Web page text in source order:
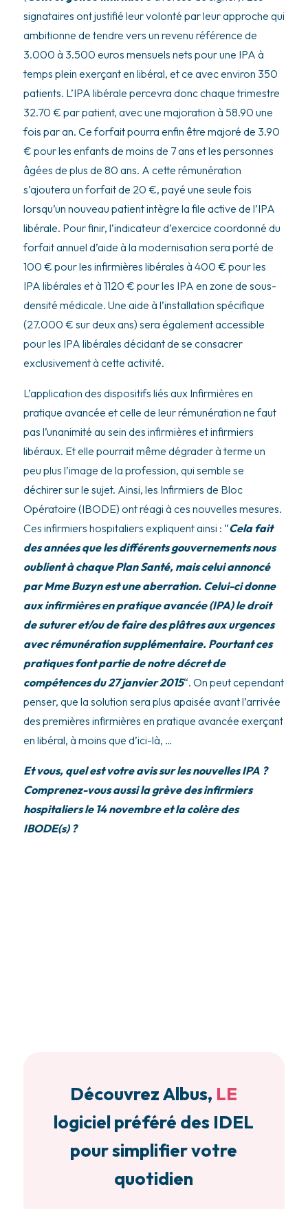
signataires ont justifié leur volonté par leur approche qui
ambitionne de tendre vers un revenu référence de
3.000 à 3.500 euros mensuels nets pour une IPA à
temps plein exerçant en libéral, et ce avec environ 350
patients. L’IPA libérale percevra donc chaque trimestre
32.70 € par patient, avec une majoration à 58.90 une
fois par an. Ce forfait pourra enfin être majoré de 3.90
€ pour les enfants de moins de 7 ans et les personnes
âgées de plus de 80 ans. A cette rémunération
s’ajoutera un forfait de 20 €, payé une seule fois
lorsqu’un nouveau patient intègre la file active de l’IPA
libérale. Pour finir, l’indicateur d’exercice coordonné du
forfait annuel d’aide à la modernisation sera porté de
100 € pour les infirmières libérales à 400 € pour les
IPA libérales et à 1120 € pour les IPA en zone de sous-
densité médicale. Une aide à l’installation spécifique
(27.000 € sur deux ans) sera également accessible
pour les IPA libérales décidant de se consacrer
exclusivement à cette activité.
L’application des dispositifs liés aux Infirmières en
pratique avancée et celle de leur rémunération ne faut
pas l’unanimité au sein des infirmières et infirmiers
libéraux. Et elle pourrait même dégrader à terme un
peu plus l’image de la profession, qui semble se
déchirer sur le sujet. Ainsi, les Infirmiers de Bloc
Opératoire (IBODE) ont réagi à ces nouvelles mesures.
Ces infirmiers hospitaliers expliquent ainsi : “Cela fait
des années que les différents gouvernements nous
oublient à chaque Plan Santé, mais celui annoncé
par Mme Buzyn est une aberration. Celui-ci donne
aux infirmières en pratique avancée (IPA) le droit
de suturer et/ou de faire des plâtres aux urgences
avec rémunération supplémentaire. Pourtant ces
pratiques font partie de notre décret de
compétences du 27 janvier 2015“. On peut cependant
penser, que la solution sera plus apaisée avant l’arrivée
des premières infirmières en pratique avancée exerçant
en libéral, à moins que d’ici-là, …
Et vous, quel est votre avis sur les nouvelles IPA ?
Comprenez-vous aussi la grève des infirmiers
hospitaliers le 14 novembre et la colère des
IBODE(s) ?
Découvrez Albus, LE
logiciel préféré des IDEL
pour simplifier votre
quotidien